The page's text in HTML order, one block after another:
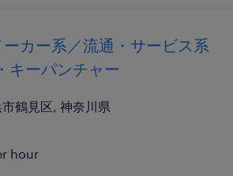
カー系／流通・サービス系
キーパンチャー
鶴見区, 神奈川県
hour